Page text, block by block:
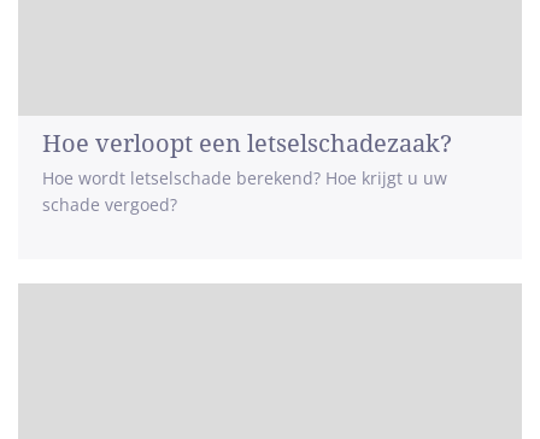
Hoe verloopt een letselschadezaak?
Hoe wordt letselschade berekend? Hoe krijgt u uw
schade vergoed?